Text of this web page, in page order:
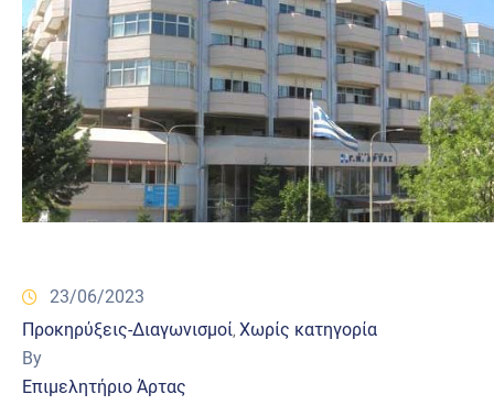
23/06/2023
Προκηρύξεις-Διαγωνισμοί‚ Χωρίς κατηγορία
By
Επιμελητήριο Άρτας